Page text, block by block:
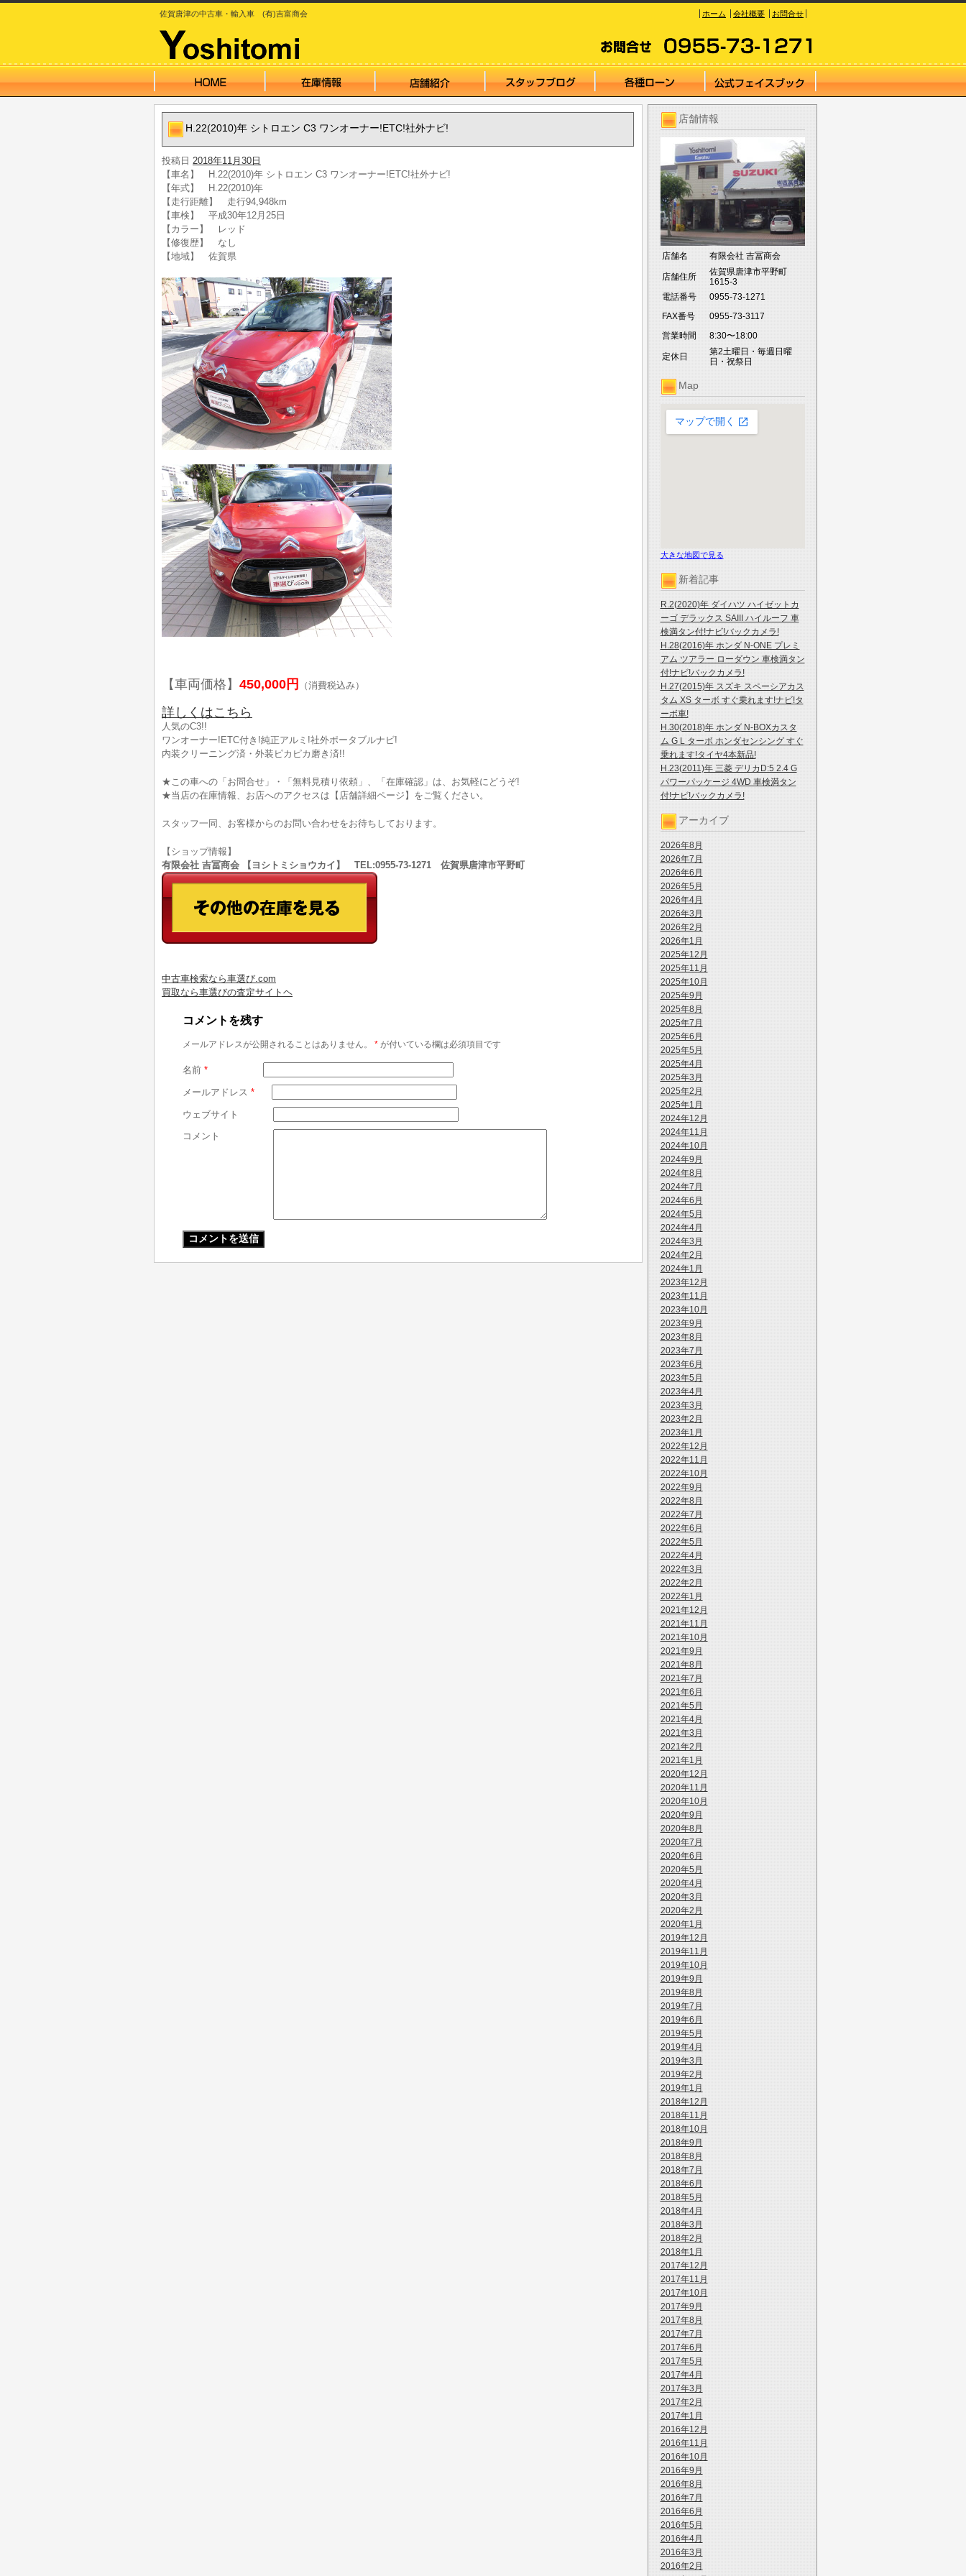
佐賀唐津の中古車・輸入車 (有)吉富商会 ホーム 会社概要 お問合せ
店舗情報
店舗名 有限会社 吉冨商会
店舗住所
佐賀県唐津市平野町
1615-3
電話番号
0955-73-1271
FAX番号
0955-73-3117
営業時間
8:30〜18:00
定休日
第2土曜日・毎週日曜
日・祝祭日
Map
大きな地図で見る
新着記事
R.2(2020)年 ダイハツ ハイゼットカ
ーゴ デラックス SAIII ハイルーフ 車
検満タン付!ナビ!バックカメラ!
H.28(2016)年 ホンダ N-ONE プレミ
アム ツアラー ローダウン 車検満タン
付!ナビ!バックカメラ!
H.27(2015)年 スズキ スペーシアカス
タム XS ターボ すぐ乗れます!ナビ!タ
ーボ車!
H.30(2018)年 ホンダ N-BOXカスタ
ム G L ターボ ホンダセンシング すぐ
乗れます!タイヤ4本新品!
H.23(2011)年 三菱 デリカD:5 2.4 G
パワーパッケージ 4WD 車検満タン
付!ナビ!バックカメラ!
アーカイブ
2026年8月
2026年7月
2026年6月
2026年5月
2026年4月
2026年3月
2026年2月
2026年1月
2025年12月
2025年11月
2025年10月
2025年9月
2025年8月
2025年7月
2025年6月
2025年5月
2025年4月
2025年3月
2025年2月
2025年1月
2024年12月
2024年11月
2024年10月
2024年9月
2024年8月
2024年7月
2024年6月
2024年5月
2024年4月
2024年3月
2024年2月
2024年1月
2023年12月
2023年11月
2023年10月
2023年9月
2023年8月
2023年7月
2023年6月
2023年5月
2023年4月
2023年3月
2023年2月
2023年1月
2022年12月
2022年11月
2022年10月
2022年9月
2022年8月
2022年7月
2022年6月
2022年5月
2022年4月
2022年3月
2022年2月
2022年1月
2021年12月
2021年11月
2021年10月
2021年9月
2021年8月
2021年7月
2021年6月
2021年5月
2021年4月
2021年3月
2021年2月
2021年1月
2020年12月
2020年11月
2020年10月
2020年9月
2020年8月
2020年7月
2020年6月
2020年5月
2020年4月
2020年3月
2020年2月
2020年1月
2019年12月
2019年11月
2019年10月
2019年9月
2019年8月
2019年7月
2019年6月
2019年5月
2019年4月
2019年3月
2019年2月
2019年1月
2018年12月
2018年11月
2018年10月
2018年9月
2018年8月
2018年7月
2018年6月
2018年5月
2018年4月
2018年3月
2018年2月
2018年1月
2017年12月
2017年11月
2017年10月
2017年9月
2017年8月
2017年7月
2017年6月
2017年5月
2017年4月
2017年3月
2017年2月
2017年1月
2016年12月
2016年11月
2016年10月
2016年9月
2016年8月
2016年7月
2016年6月
2016年5月
2016年4月
2016年3月
2016年2月
H.22(2010)年 シトロエン C3 ワンオーナー!ETC!社外ナビ!
投稿日 2018年11月30日
【車名】 H.22(2010)年 シトロエン C3 ワンオーナー!ETC!社外ナビ!
【年式】 H.22(2010)年
【走行距離】 走行94,948km
【車検】 平成30年12月25日
【カラー】 レッド
【修復歴】 なし
【地域】 佐賀県
【車両価格】 450,000円 （消費税込み）
詳しくはこちら
人気のC3!!
ワンオーナー!ETC付き!純正アルミ!社外ポータブルナビ!
内装クリーニング済・外装ピカピカ磨き済!!
★この車への「お問合せ」・「無料見積り依頼」、「在庫確認」は、お気軽にどうぞ!
★当店の在庫情報、お店へのアクセスは【店舗詳細ページ】をご覧ください。
スタッフ一同、お客様からのお問い合わせをお待ちしております。
【ショップ情報】
有限会社 吉冨商会 【ヨシトミショウカイ】 TEL:0955-73-1271 佐賀県唐津市平野町
中古車検索なら車選び.com
買取なら車選びの査定サイトヘ
コメントを残す
メールアドレスが公開されることはありません。 * が付いている欄は必須項目です
名前 *
メールアドレス *
ウェブサイト
コメント